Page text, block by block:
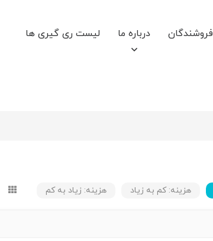
فروشندگان درباره ما لیست ری گیری ها
هزینه: کم به زیاد هزینه: زیاد به کم